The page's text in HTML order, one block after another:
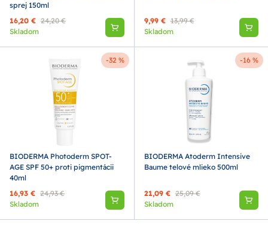
sprej 150ml
16,20 € 24,20 €
Skladom
9,99 € 13,99 €
Skladom
-32 %
BIODERMA Photoderm SPOT-
AGE SPF 50+ proti pigmentácii
40ml
16,93 € 24,93 €
Skladom
-16 %
BIODERMA Atoderm Intensive
Baume telové mlieko 500ml
21,09 € 25,09 €
Skladom